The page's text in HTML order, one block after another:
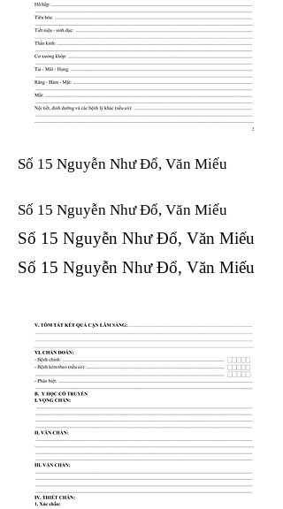
Số 15 Nguyễn Như Đổ, Văn Miếu
Số 15 Nguyễn Như Đổ, Văn Miếu​​​​
Số 15 Nguyễn Như Đổ, Văn Miếu​​​​
Số 15 Nguyễn Như Đổ, Văn Miếu​​​​